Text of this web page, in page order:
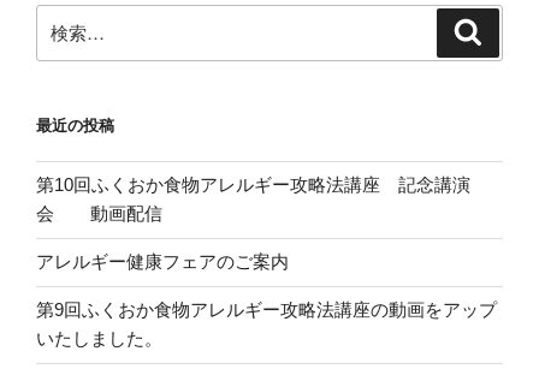
ン
索:
最近の投稿
第10回ふくおか食物アレルギー攻略法講座 記念講演
会 動画配信
アレルギー健康フェアのご案内
第9回ふくおか食物アレルギー攻略法講座の動画をアップ
いたしました。